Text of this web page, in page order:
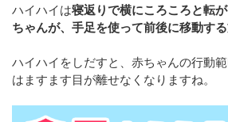
ハイハイは寝返りで横にころころと転
ちゃんが、手足を使って前後に移動す
ハイハイをしだすと、赤ちゃんの行動
はますます目が離せなくなりますね。